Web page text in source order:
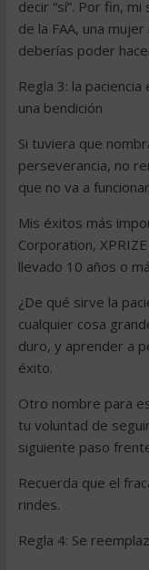
decir “sí”. Por fin,
de la FAA, una
deberías poder
Regla 3: la
una bendición
Si tuviera que
perseverancia, no
que no va a
Mis éxitos más
Corporation,
llevado 10 años o
¿De qué sirve la
cualquier cosa
duro, y aprender a
éxito.
Otro nombre para
tu voluntad de
siguiente paso
Recuerda que el
rindes.
Regla 4: Se